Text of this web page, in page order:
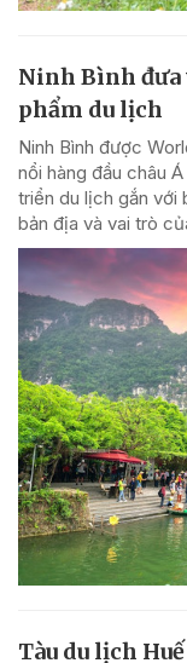
Ninh Bình đưa
phẩm du lịch
Ninh Bình được
nổi hàng đầu châu
triển du lịch gắn với
bản địa và vai trò
Tàu du lịch